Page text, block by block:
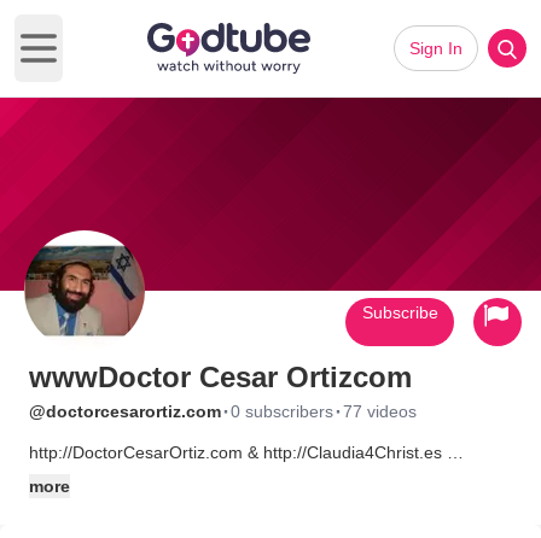
Open main menu
Sign In
wwwDoctor Cesar Ortizcom
@doctorcesarortiz.com·0 subscribers·77 videos
http://DoctorCesarOrtiz.com & http://Claudia4Christ.es
more
Subscribe